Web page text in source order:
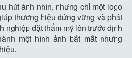
hút ánh nhìn, nhưng chỉ một logo
thương hiệu đứng vững và phát
nghiệp đặt thẩm mỹ lên trước định
một hình ảnh bắt mắt nhưng